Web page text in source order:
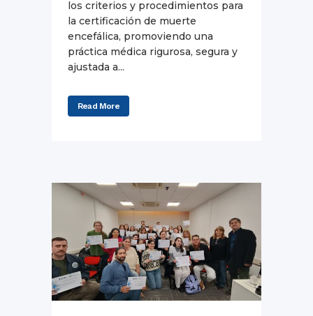
los criterios y procedimientos para
la certificación de muerte
encefálica, promoviendo una
práctica médica rigurosa, segura y
ajustada a...
Read More